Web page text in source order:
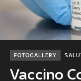
Vaccino
FOTOGALLERY